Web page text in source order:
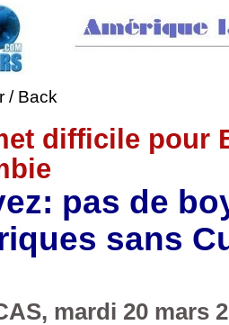
/ Back
difficile pour
pas de
sans
mardi 20 mars